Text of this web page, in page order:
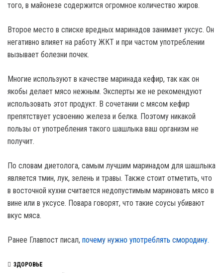
того, в майонезе содержится огромное количество жиров.
Второе место в списке вредных маринадов занимает уксус. Он
негативно влияет на работу ЖКТ и при частом употреблении
вызывает болезни почек.
Многие используют в качестве маринада кефир, так как он
якобы делает мясо нежным. Эксперты же не рекомендуют
использовать этот продукт. В сочетании с мясом кефир
препятствует усвоению железа и белка. Поэтому никакой
пользы от употребления такого шашлыка ваш организм не
получит.
По словам диетолога, самым лучшим маринадом для шашлыка
является тмин, лук, зелень и травы. Также стоит отметить, что
в восточной кухни считается недопустимым мариновать мясо в
вине или в уксусе. Повара говорят, что такие соусы убивают
вкус мяса.
Ранее Главпост писал, почему нужно употреблять смородину.
ЗДОРОВЬЕ